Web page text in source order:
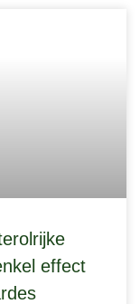
effect